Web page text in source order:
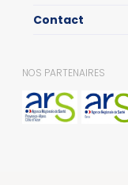
Contact
NOS PARTENAIRES